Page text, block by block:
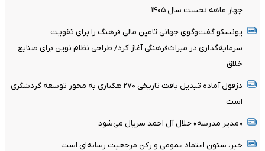
چهار ماهه نخست سال ۱۴۰۵
یونسکو گفت‌وگوی جهانی تامین مالی فرهنگ را برای تقویت
سرمایه‌گذاری در میراث‌فرهنگی آغاز کرد/ طراحی نظام نوین برای صنایع
خلاق
دزفول آماده تبدیل بافت تاریخی ۲۷۰ هکتاری به محور توسعه گردشگری
است
«مدیر مدرسه» جلال آل احمد سریال می‌شود
خبر، ستون اعتماد عمومی و رکن مرجعیت رسانه‌ای است